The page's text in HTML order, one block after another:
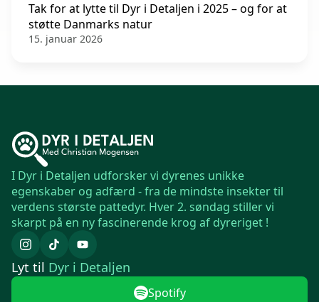
Tak for at lytte til Dyr i Detaljen i 2025 – og for at
støtte Danmarks natur
15. januar 2026
I Dyr i Detaljen udforsker vi dyrenes unikke
egenskaber og adfærd - fra de mindste insekter til
verdens største pattedyr. Hver 2. søndag stiller vi
skarpt på en ny fascinerende krog af dyreriget !
Lyt til Dyr i Detaljen
Spotify